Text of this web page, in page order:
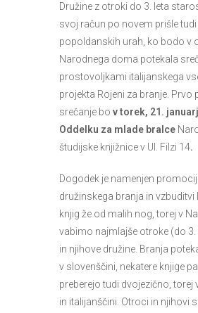
Družine z otroki do 3. leta
svoj račun po novem prišle tudi
popoldanskih urah, ko bodo v
Narodnega doma potekala
prostovoljkami italijanskega
projekta Rojeni za branje. Prvo
srečanje bo v torek, 21.
Oddelku za mlade bralce
študijske knjižnice v Ul. Filzi 14.
Dogodek je namenjen
družinskega branja in vzbuditvi
knjig že od malih nog, torej v
vabimo najmlajše otroke (do
in njihove družine. Branja
v slovenščini, nekatere knjige
preberejo tudi dvojezično, torej
in italijanščini. Otroci in njihovi